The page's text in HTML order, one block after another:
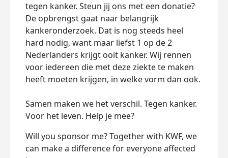
tegen kanker. Steun jij ons met een donatie?
De opbrengst gaat naar belangrijk
kankeronderzoek. Dat is nog steeds heel
hard nodig, want maar liefst 1 op de 2
Nederlanders krijgt ooit kanker. Wij rennen
voor iedereen die met deze ziekte te maken
heeft moeten krijgen, in welke vorm dan ook.
Samen maken we het verschil. Tegen kanker.
Voor het leven. Help je mee?
Will you sponsor me? Together with KWF, we
can make a difference for everyone affected